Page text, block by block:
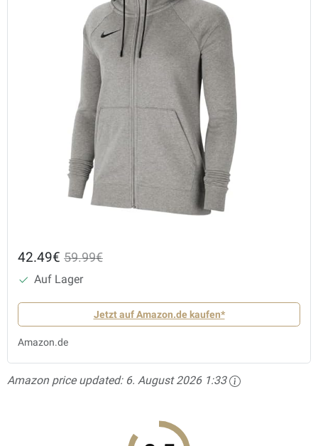
42.49€ 59.99€
Auf Lager
Jetzt auf Amazon.de kaufen*
Amazon.de
Amazon price updated: 6. August 2026 1:33